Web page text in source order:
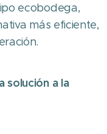
ecobodega,
más eficiente,
solución a la